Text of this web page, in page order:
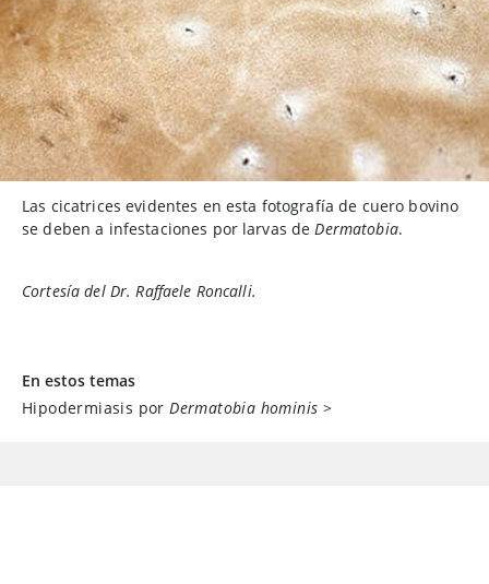
Las cicatrices evidentes en esta fotografía de cuero bovino
se deben a infestaciones por larvas de Dermatobia.
Cortesía del Dr. Raffaele Roncalli.
En estos temas
Hipodermiasis por Dermatobia hominis >